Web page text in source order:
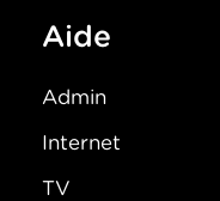
Aide
Admin
Internet
TV